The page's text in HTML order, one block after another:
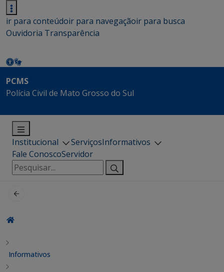
ir para conteúdoir para navegaçãoir para busca
Ouvidoria Transparência
PCMS
Polícia Civil de Mato Grosso do Sul
Institucional ServiçosInformativos
Fale ConoscoServidor
Pesquisar
por:
Informativos